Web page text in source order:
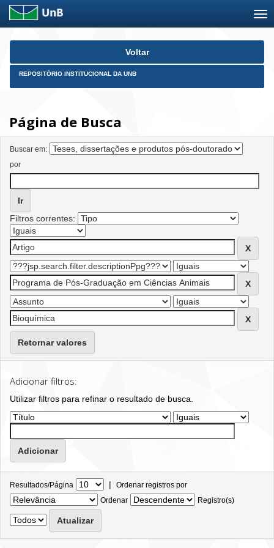
Skip
Voltar
REPOSITÓRIO INSTITUCIONAL DA UNB
Página de Busca
Buscar em:
por
Filtros correntes:
Retornar valores
Adicionar filtros:
Utilizar filtros para refinar o resultado de busca.
Resultados/Página | Ordenar registros por
Ordenar
Registro(s)